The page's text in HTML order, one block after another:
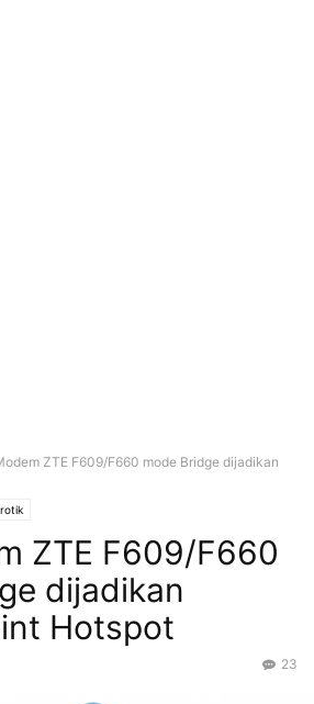
ZTE F609/F660 mode Bridge dijadikan
ZTE F609/F660
dijadikan
Hotspot
23